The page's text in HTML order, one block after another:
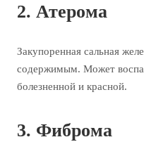
2. Атерома
Закупоренная сальная
содержимым. Может
болезненной и красной.
3. Фиброма